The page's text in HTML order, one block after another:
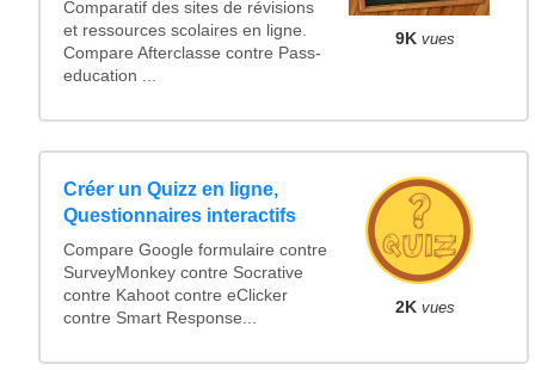
Comparatif des sites de révisions
et ressources scolaires en ligne.
Compare Afterclasse contre Pass-
education ...
9K vues
Créer un Quizz en ligne,
Questionnaires interactifs
Compare Google formulaire contre
SurveyMonkey contre Socrative
contre Kahoot contre eClicker
contre Smart Response...
2K vues